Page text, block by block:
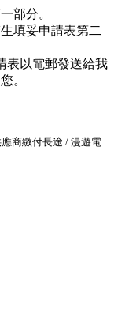
部分。
填妥申請表第二
表以電郵發送給我
。
商繳付長途 / 漫遊電